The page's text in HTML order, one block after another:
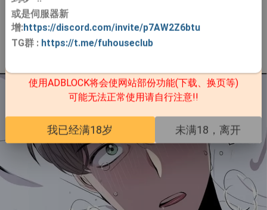
或是伺服器新
增:https://discord.com/invite/p7AW2Z6btu
TG群: https://t.me/fuhouseclub
使用ADBLOCK将会使网站部份功能(下载、换页等)
可能无法正常使用请自行注意!!
我已经满18岁 未满18，离开